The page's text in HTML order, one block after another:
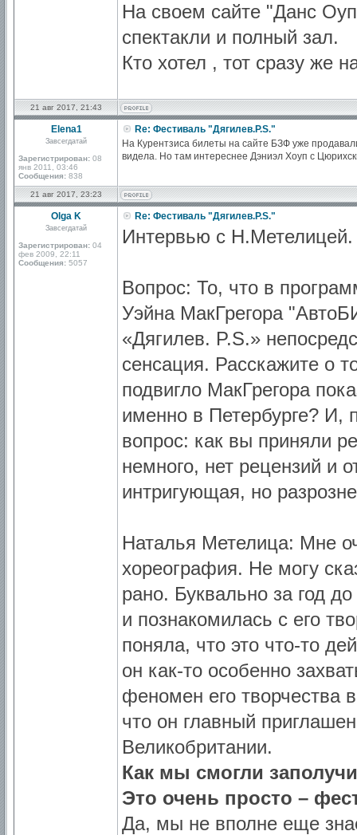
На своем сайте "Данс
спектакли и полный зал.
Кто хотел , тот сразу же
21 авг 2017, 21:43
Elena1
Завсегдатай
Зарегистрирован: 08
янв 2011, 03:46
Сообщения: 838
Re: Фестиваль "Дягилев.P.S."
На Курентзиса билеты на сайте БЗФ уже
видела. Но там интереснее Дэниэл Хоуп с
21 авг 2017, 23:23
Olga K
Завсегдатай
Зарегистрирован: 04
фев 2009, 22:11
Сообщения: 5057
Re: Фестиваль "Дягилев.P.S."
Интервью с Н.Метелицей.
Вопрос: То, что в
Уэйна МакГрегора
«Дягилев. P.S.»
сенсация. Расскажите о
подвигло МакГрегора
именно в Петербурге? И,
вопрос: как вы приняли
немного, нет рецензий и
интригующая, но
Наталья Метелица: Мне
хореография. Не могу
рано. Буквально за год
и познакомилась с его
поняла, что это что-то
он как-то особенно
феномен его творчества
что он главный
Великобритании.
Как мы смогли
Это очень просто –
Да, мы не вполне еще